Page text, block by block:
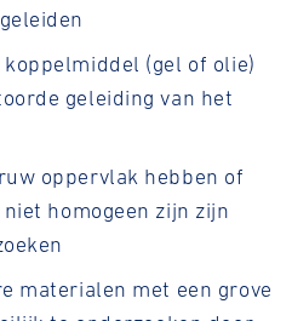
(gel of olie)
geleiding van het
oppervlak hebben of
homogeen zijn zijn
materialen met een grove